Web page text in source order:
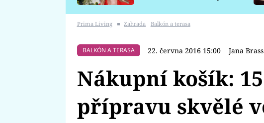
Prima Living ■ Zahrada Balkón a terasa
BALKÓN A TERASA 22. června 2016 15:00 Jana Brass
Nákupní košík:
přípravu skvělé